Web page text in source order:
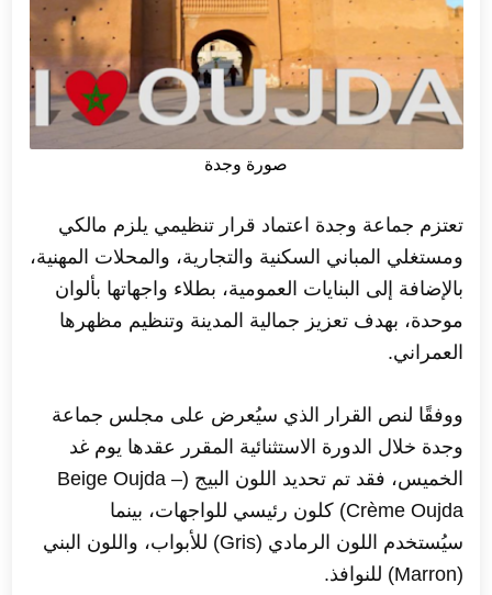
صورة وجدة
تعتزم جماعة وجدة اعتماد قرار تنظيمي يلزم مالكي
ومستغلي المباني السكنية والتجارية، والمحلات المهنية،
بالإضافة إلى البنايات العمومية، بطلاء واجهاتها بألوان
موحدة، بهدف تعزيز جمالية المدينة وتنظيم مظهرها
العمراني.
ووفقًا لنص القرار الذي سيُعرض على مجلس جماعة
وجدة خلال الدورة الاستثنائية المقرر عقدها يوم غد
الخميس، فقد تم تحديد اللون البيج (Beige Oujda –
Crème Oujda) كلون رئيسي للواجهات، بينما
سيُستخدم اللون الرمادي (Gris) للأبواب، واللون البني
(Marron) للنوافذ.